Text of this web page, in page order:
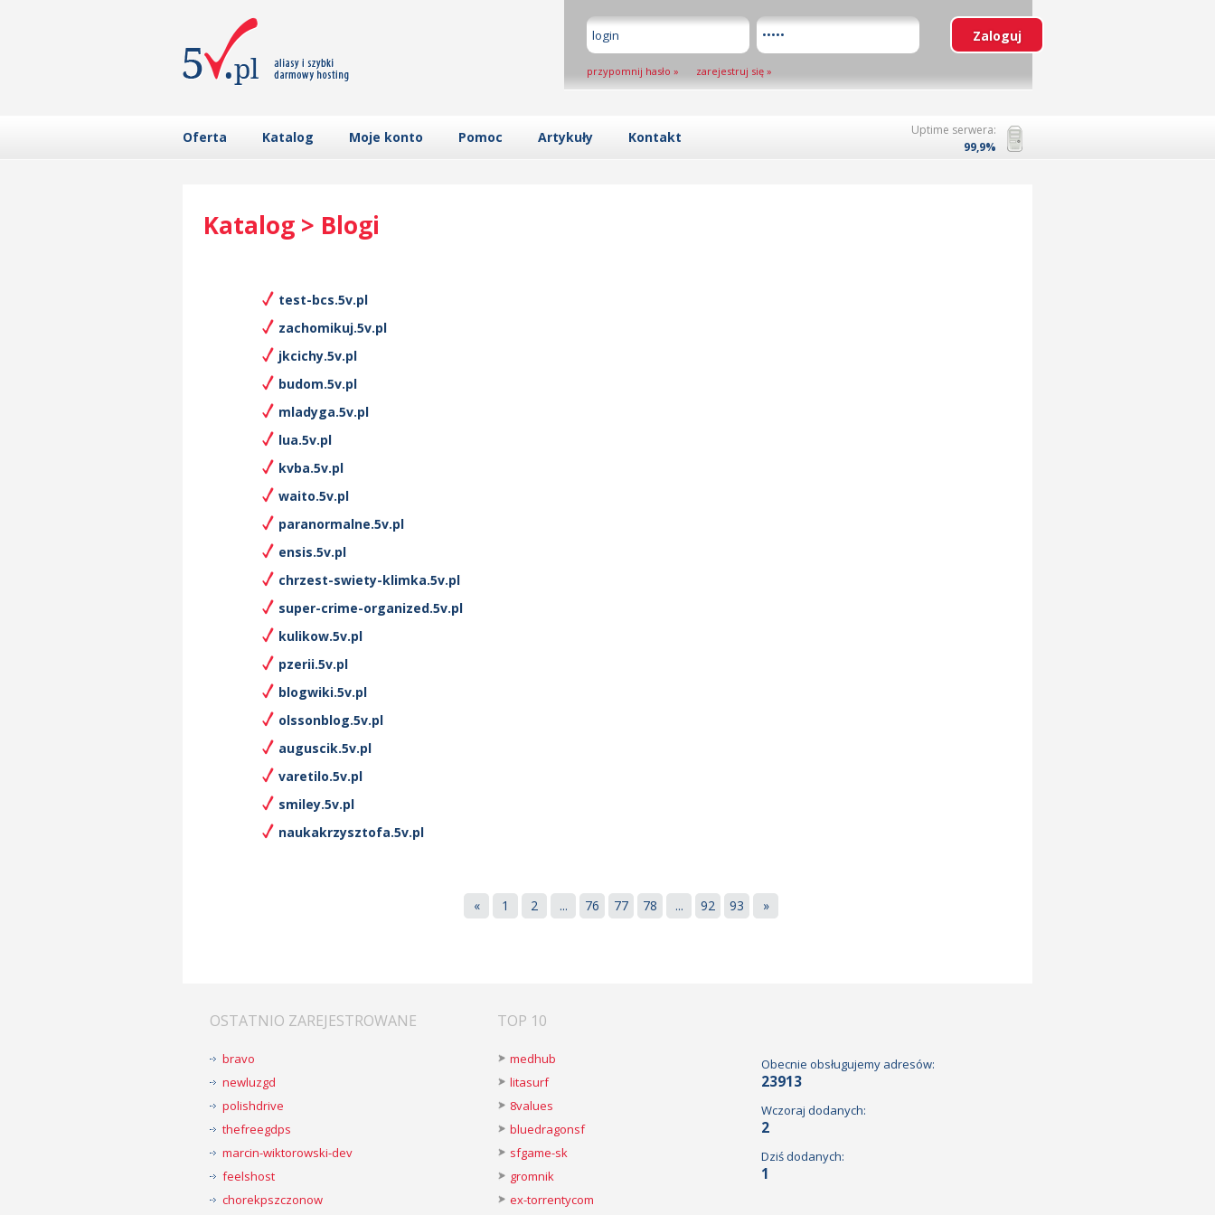
przypomnij hasło » zarejestruj się »
Oferta Katalog Moje konto Pomoc Artykuły Kontakt
Uptime serwera:
99,9%
Katalog > Blogi
test-bcs.5v.pl
zachomikuj.5v.pl
jkcichy.5v.pl
budom.5v.pl
mladyga.5v.pl
lua.5v.pl
kvba.5v.pl
waito.5v.pl
paranormalne.5v.pl
ensis.5v.pl
chrzest-swiety-klimka.5v.pl
super-crime-organized.5v.pl
kulikow.5v.pl
pzerii.5v.pl
blogwiki.5v.pl
olssonblog.5v.pl
auguscik.5v.pl
varetilo.5v.pl
smiley.5v.pl
naukakrzysztofa.5v.pl
« 1 2 ... 76 77 78 ... 92 93 »
OSTATNIO ZAREJESTROWANE
bravo
newluzgd
polishdrive
thefreegdps
marcin-wiktorowski-dev
feelshost
chorekpszczonow
TOP 10
medhub
litasurf
8values
bluedragonsf
sfgame-sk
gromnik
ex-torrentycom
Obecnie obsługujemy adresów:
23913
Wczoraj dodanych:
2
Dziś dodanych:
1